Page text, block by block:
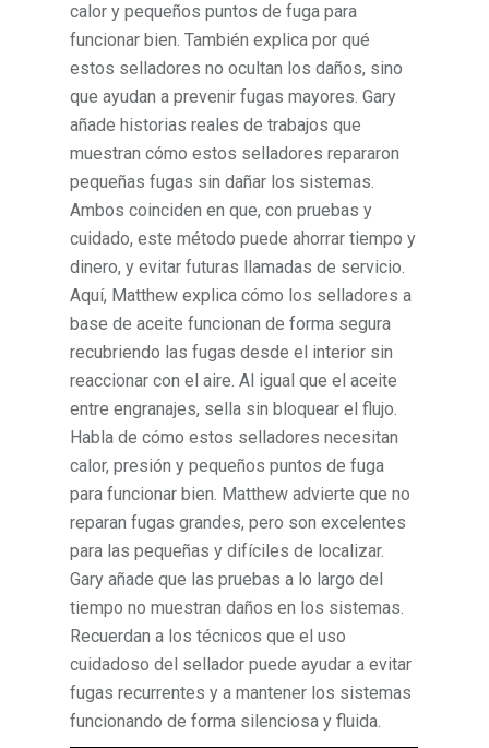
calor y pequeños puntos de fuga para
funcionar bien. También explica por qué
estos selladores no ocultan los daños, sino
que ayudan a prevenir fugas mayores. Gary
añade historias reales de trabajos que
muestran cómo estos selladores repararon
pequeñas fugas sin dañar los sistemas.
Ambos coinciden en que, con pruebas y
cuidado, este método puede ahorrar tiempo y
dinero, y evitar futuras llamadas de servicio.
Aquí, Matthew explica cómo los selladores a
base de aceite funcionan de forma segura
recubriendo las fugas desde el interior sin
reaccionar con el aire. Al igual que el aceite
entre engranajes, sella sin bloquear el flujo.
Habla de cómo estos selladores necesitan
calor, presión y pequeños puntos de fuga
para funcionar bien. Matthew advierte que no
reparan fugas grandes, pero son excelentes
para las pequeñas y difíciles de localizar.
Gary añade que las pruebas a lo largo del
tiempo no muestran daños en los sistemas.
Recuerdan a los técnicos que el uso
cuidadoso del sellador puede ayudar a evitar
fugas recurrentes y a mantener los sistemas
funcionando de forma silenciosa y fluida.